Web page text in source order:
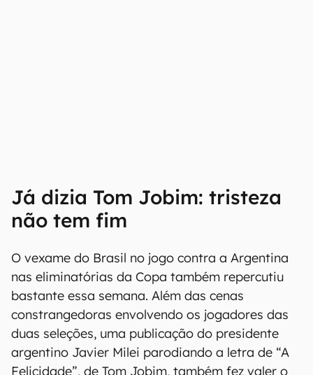
Já dizia Tom Jobim: tristeza
não tem fim
O vexame do Brasil no jogo contra a Argentina
nas eliminatórias da Copa também repercutiu
bastante essa semana. Além das cenas
constrangedoras envolvendo os jogadores das
duas seleções, uma publicação do presidente
argentino Javier Milei parodiando a letra de “A
Felicidade”, de Tom Jobim, também fez valer o